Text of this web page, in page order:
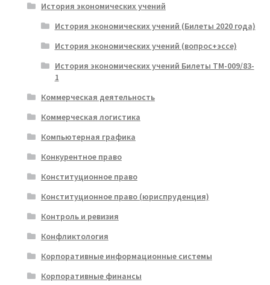
История экономических учений
История экономических учений (Билеты 2020 года)
История экономических учений (вопрос+эссе)
История экономических учений Билеты ТМ-009/83-
1
Коммерческая деятельность
Коммерческая логистика
Компьютерная графика
Конкурентное право
Конституционное право
Конституционное право (юриспруденция)
Контроль и ревизия
Конфликтология
Корпоративные информационные системы
Корпоративные финансы